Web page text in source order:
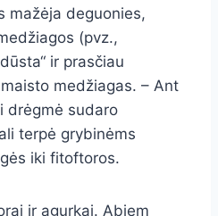
mažėja deguonies,
(pvz.,
ir prasčiau
medžiagas. – Ant
drėgmė sudaro
terpė grybinėms
iki fitoftoros.
ir agurkai. Abiem